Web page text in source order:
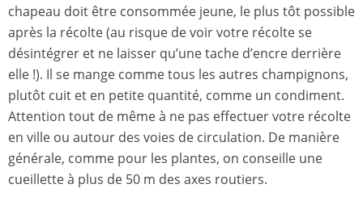
chapeau doit être consommée jeune, le plus tôt possible
après la récolte (au risque de voir votre récolte se
désintégrer et ne laisser qu’une tache d’encre derrière
elle !). Il se mange comme tous les autres champignons,
plutôt cuit et en petite quantité, comme un condiment.
Attention tout de même à ne pas effectuer votre récolte
en ville ou autour des voies de circulation. De manière
générale, comme pour les plantes, on conseille une
cueillette à plus de 50 m des axes routiers.